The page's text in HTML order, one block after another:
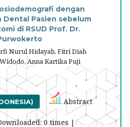
dengan
Dental Pasien sebelum
di RSUD Prof. Dr.
Nurul Hidayah, Fitri Diah
Anna Kartika Puji
Abstract
0 times |